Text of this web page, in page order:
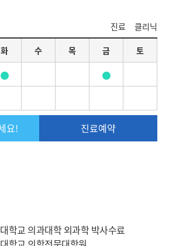
진료
클리닉
화 수 목 금 토
요! 진료예약
학교 의과대학 외과학 박사수료